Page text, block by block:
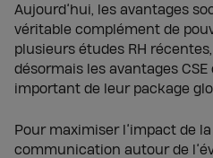
Aujourd’hui, les avantages
véritable complément de
plusieurs études RH
désormais les avantages
important de leur package
Pour maximiser l’impact de
communication autour de